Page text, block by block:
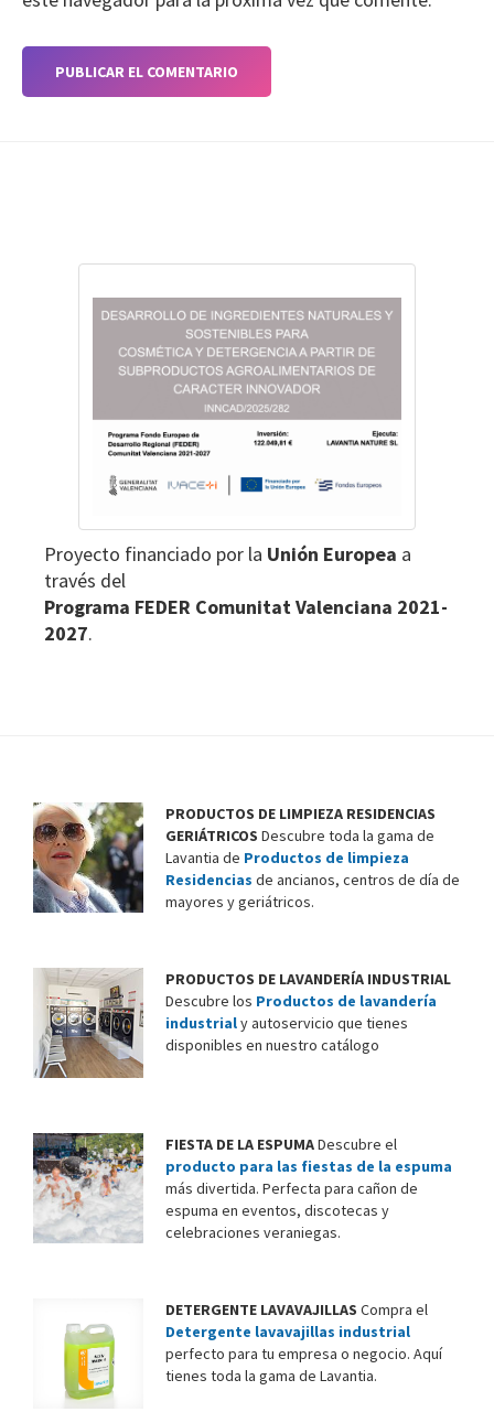
Proyecto financiado por la Unión Europea a
través del
Programa FEDER Comunitat Valenciana 2021-
2027.
PRODUCTOS DE LIMPIEZA RESIDENCIAS
GERIÁTRICOS Descubre toda la gama de
Lavantia de Productos de limpieza
Residencias de ancianos, centros de día de
mayores y geriátricos.
PRODUCTOS DE LAVANDERÍA INDUSTRIAL
Descubre los Productos de lavandería
industrialy autoservicio que tienes
disponibles en nuestro catálogo
FIESTA DE LA ESPUMADescubre el
producto para las fiestas de la espuma
más divertida. Perfecta para cañon de
espuma en eventos, discotecas y
celebraciones veraniegas.
DETERGENTE LAVAVAJILLAS Compra el
Detergente lavavajillas industrial
perfecto para tu empresa o negocio. Aquí
tienes toda la gama de Lavantia.